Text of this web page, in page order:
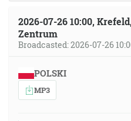
2026-07-26 10:00,
Zentrum
Broadcasted: 2026-07-26
POLSKI
MP3